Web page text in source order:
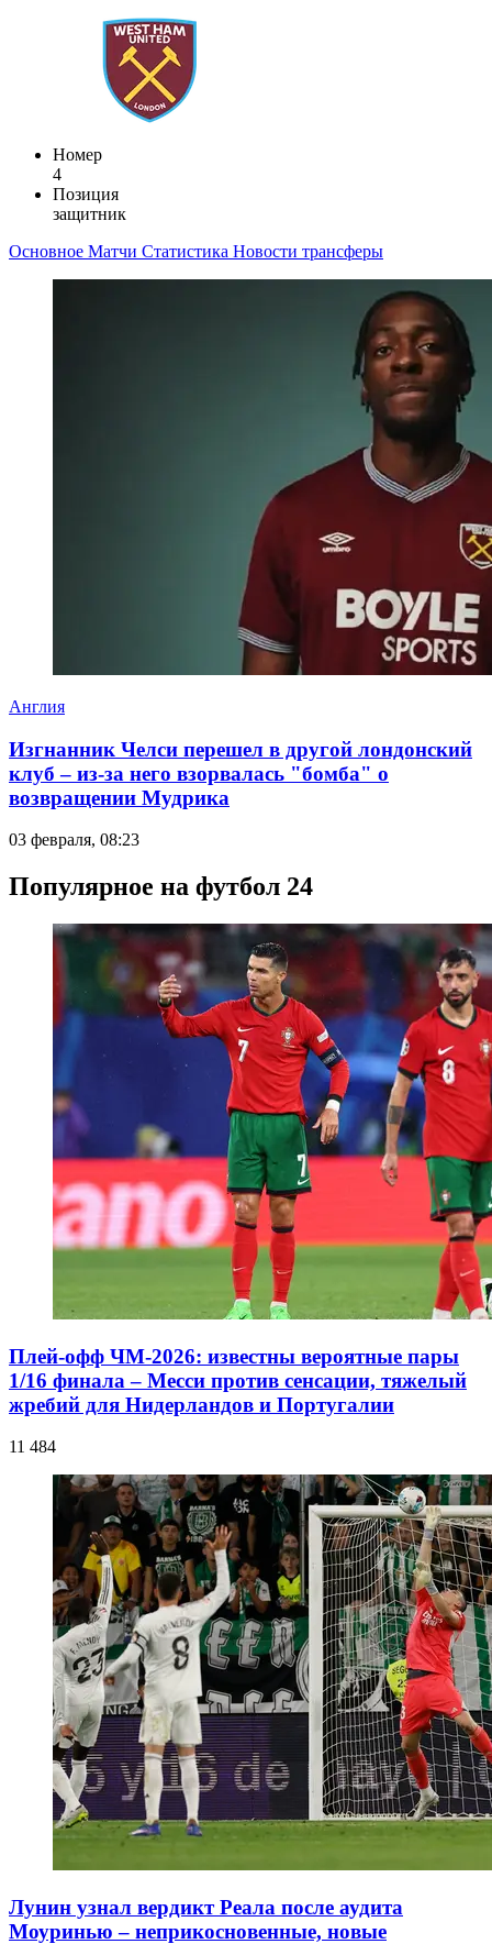
Номер
4
Позиция
защитник
Основное Матчи Статистика Новости трансферы
Англия
Изгнанник Челси перешел в другой лондонский
клуб – из-за него взорвалась "бомба" о
возвращении Мудрика
03 февраля, 08:23
Популярное на футбол 24
Плей-офф ЧМ-2026: известны вероятные пары
1/16 финала – Месси против сенсации, тяжелый
жребий для Нидерландов и Португалии
11 484
Лунин узнал вердикт Реала после аудита
Моуринью – неприкосновенные, новые